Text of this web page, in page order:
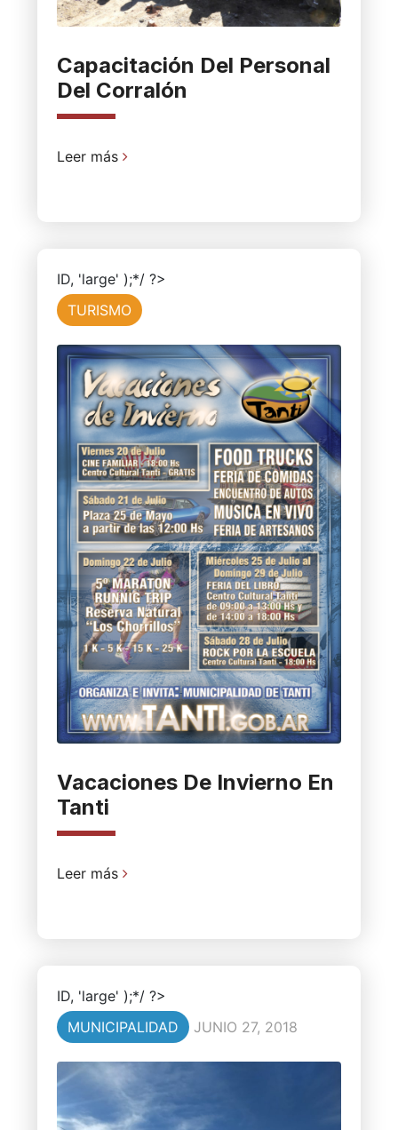
Capacitación Del Personal
Del Corralón
Leer más
ID, 'large' );*/ ?>
TURISMO
Vacaciones De Invierno En
Tanti
Leer más
ID, 'large' );*/ ?>
MUNICIPALIDAD
JUNIO 27, 2018